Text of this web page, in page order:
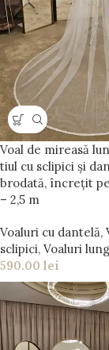
Voal de mireasă
tiul cu sclipici și
brodată, încrețit
– 2,5 m
Voaluri cu dantelă,
sclipici, Voaluri
590.00 lei